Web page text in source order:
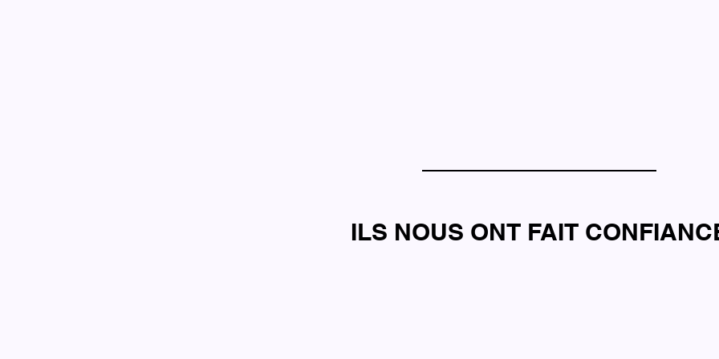
ILS NOUS ONT FAIT